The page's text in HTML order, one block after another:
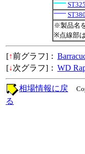
※製品名
※点線部
[↑前グラフ]：
[↓次グラフ]： WD
相場情報に戻
る